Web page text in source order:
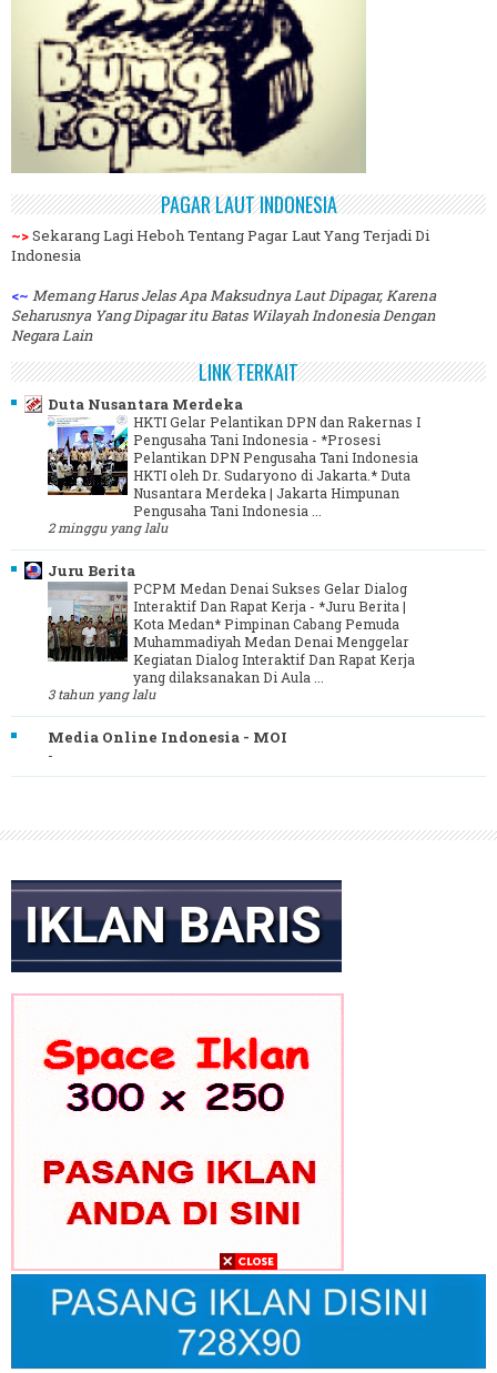
PAGAR LAUT INDONESIA
~>Sekarang Lagi Heboh Tentang Pagar Laut Yang Terjadi Di
Indonesia
<~ Memang Harus Jelas Apa Maksudnya Laut Dipagar, Karena
Seharusnya Yang Dipagar itu Batas Wilayah Indonesia Dengan
Negara Lain
LINK TERKAIT
Duta Nusantara Merdeka
HKTI Gelar Pelantikan DPN dan Rakernas I
Pengusaha Tani Indonesia - *Prosesi
Pelantikan DPN Pengusaha Tani Indonesia
HKTI oleh Dr. Sudaryono di Jakarta.* Duta
Nusantara Merdeka | Jakarta Himpunan
Pengusaha Tani Indonesia ...
2 minggu yang lalu
Juru Berita
PCPM Medan Denai Sukses Gelar Dialog
Interaktif Dan Rapat Kerja - *Juru Berita |
Kota Medan* Pimpinan Cabang Pemuda
Muhammadiyah Medan Denai Menggelar
Kegiatan Dialog Interaktif Dan Rapat Kerja
yang dilaksanakan Di Aula ...
3 tahun yang lalu
Media Online Indonesia - MOI
-
GEKIRA Gelar Rakernas Bahas Transformasi Ekonomi Nasional
Era Prabowo
Gus Ibi Dukung Gus Muhaimin Pimpin PBNU ke Depan